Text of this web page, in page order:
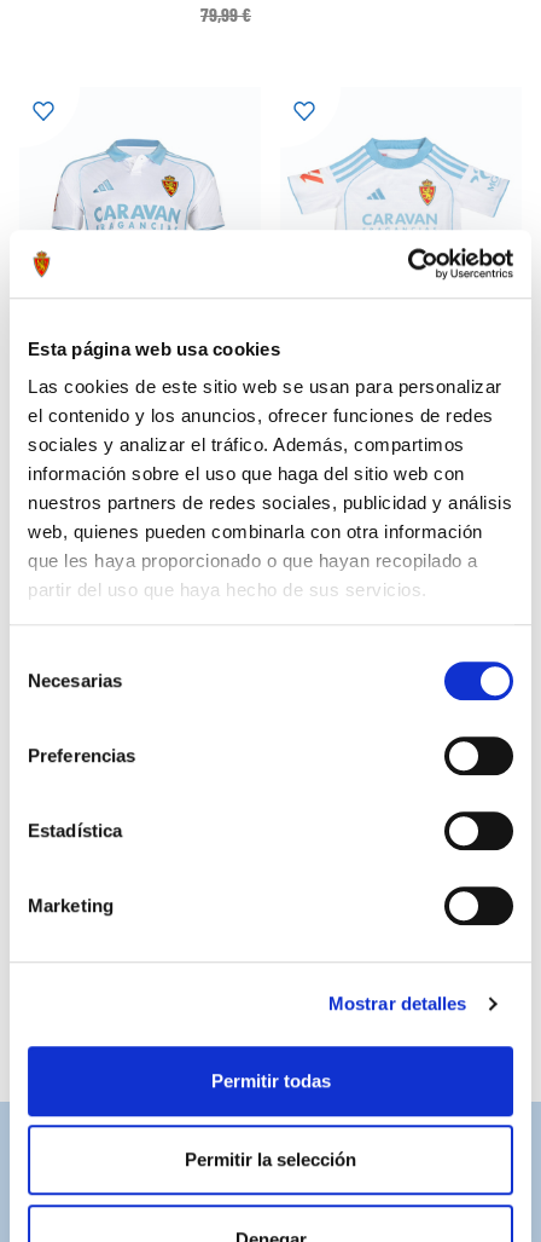
Esta página web usa cookies
Las cookies de este sitio web se usan para personalizar
el contenido y los anuncios, ofrecer funciones de redes
sociales y analizar el tráfico. Además, compartimos
información sobre el uso que haga del sitio web con
nuestros partners de redes sociales, publicidad y análisis
web, quienes pueden combinarla con otra información
que les haya proporcionado o que hayan recopilado a
partir del uso que haya hecho de sus servicios.
Necesarias
Preferencias
Estadística
Marketing
Mostrar detalles
Permitir todas
Permitir la selección
79,99 €
CAMISETA HOME 25-26
63,99 €
79,99 €
MINIKIT HOME 25-26
55,99 €
69,99 €
ASISTENCIA PERSONALIZADA
Contacta con nosotros para solucionar cualquier duda.